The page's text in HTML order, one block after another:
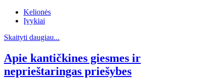
Kelionės
Įvykiai
Skaityti daugiau...
Apie kantičkines giesmes ir
neprieštaringas priešybes